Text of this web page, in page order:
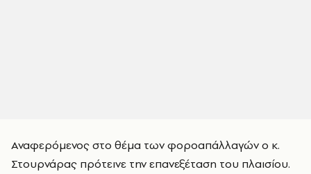
Αναφερόμενος στο θέμα των φοροαπάλλαγών ο κ.
Στουρνάρας πρότεινε την επανεξέταση του πλαισίου.